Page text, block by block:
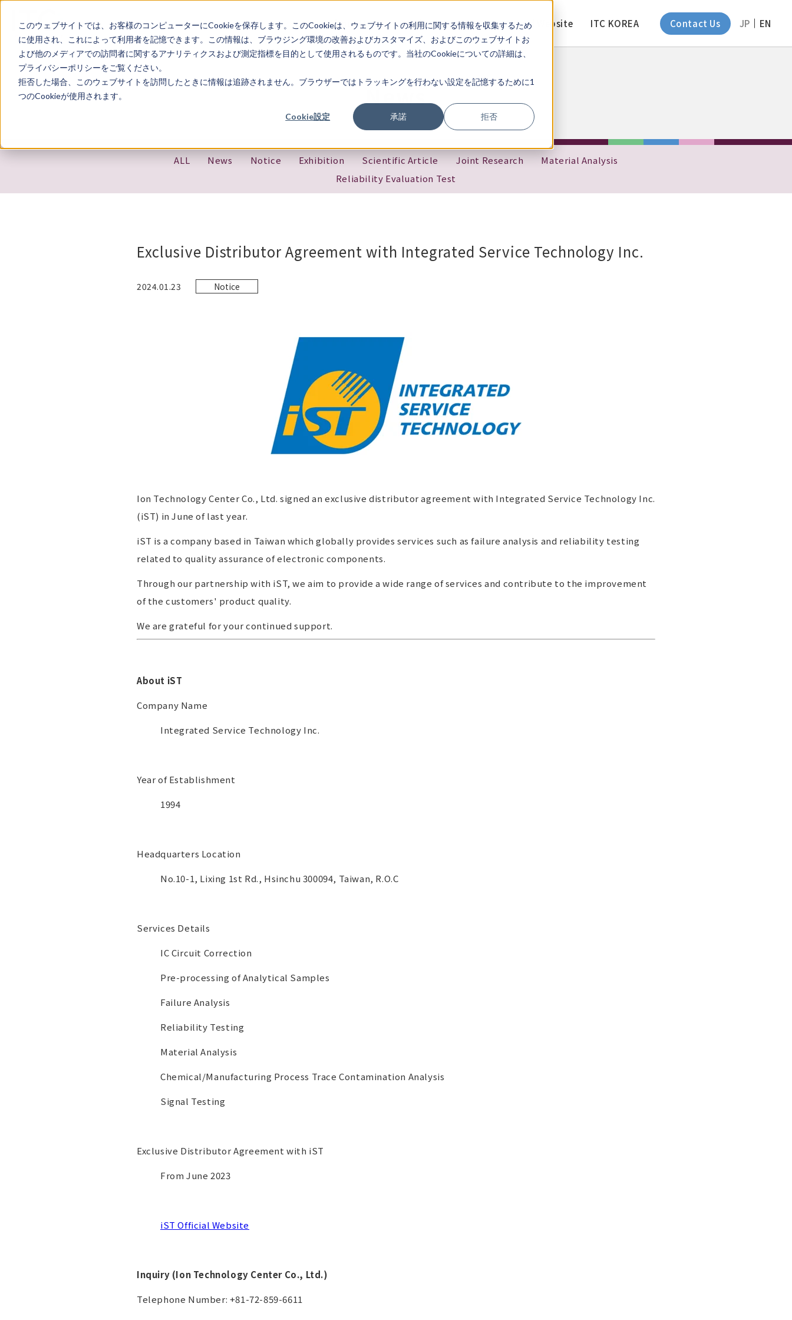
このウェブサイトでは、お客様のコンピューターにCookieを保存します。このCookieは、ウェブサイトの利用に関する情報を収集するため
に使用され、これによって利用者を記憶できます。この情報は、ブラウジング環境の改善およびカスタマイズ、およびこのウェブサイトお
よび他のメディアでの訪問者に関するアナリティクスおよび測定指標を目的として使用されるものです。当社のCookieについての詳細は、
プライバシーポリシーをご覧ください。
拒否した場合、このウェブサイトを訪問したときに情報は追跡されません。ブラウザーではトラッキングを行わない設定を記憶するために1
つのCookieが使用されます。
Cookie設定 承諾 拒否
About Us Services News Brand Website ITC KOREA Contact Us JP EN
News
ALL News Notice Exhibition Scientific Article Joint Research
Material Analysis
Reliability Evaluation Test
Exclusive Distributor Agreement with Integrated Service Technology Inc.
2024.01.23 Notice
Ion Technology Center Co., Ltd. signed an exclusive distributor agreement with Integrated Service Technology Inc.
(iST) in June of last year.
iST is a company based in Taiwan which globally provides services such as failure analysis and reliability testing
related to quality assurance of electronic components.
Through our partnership with iST, we aim to provide a wide range of services and contribute to the improvement
of the customers' product quality.
We are grateful for your continued support.
About iST
Company Name
Integrated Service Technology Inc.
Year of Establishment
1994
Headquarters Location
No.10-1, Lixing 1st Rd., Hsinchu 300094, Taiwan, R.O.C
Services Details
IC Circuit Correction
Pre-processing of Analytical Samples
Failure Analysis
Reliability Testing
Material Analysis
Chemical/Manufacturing Process Trace Contamination Analysis
Signal Testing
Exclusive Distributor Agreement with iST
From June 2023
iST Official Website
Inquiry (Ion Technology Center Co., Ltd.)
Telephone Number: +81-72-859-6611